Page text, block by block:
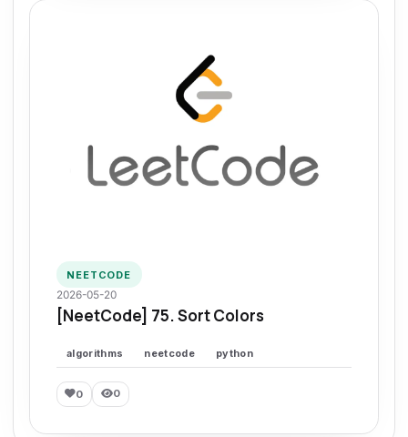
NEETCODE
2026-05-20
[NeetCode] 75. Sort Colors
algorithms neetcode python
0 0